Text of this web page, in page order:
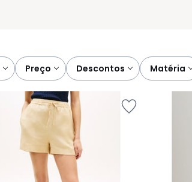
preço descontos matéria